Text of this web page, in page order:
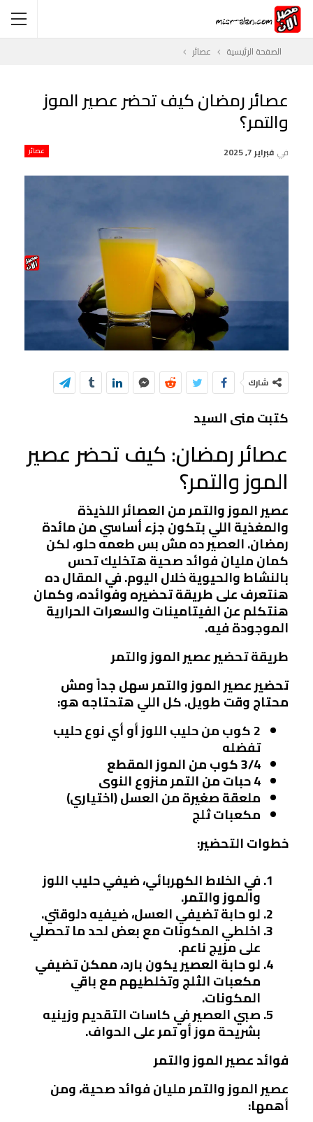
الصفحة الرئيسية عصائر
عصائر رمضان كيف تحضر عصير الموز
والتمر؟
عصائر في فبراير 7, 2025
شارك
كتبت منى السيد
عصائر رمضان: كيف تحضر عصير
الموز والتمر؟
عصير الموز والتمر من العصائر اللذيذة
والمغذية اللي بتكون جزء أساسي من مائدة
رمضان. العصير ده مش بس طعمه حلو، لكن
كمان مليان فوائد صحية هتخليك تحس
بالنشاط والحيوية خلال اليوم. في المقال ده
هنتعرف على طريقة تحضيره وفوائده، وكمان
هنتكلم عن الفيتامينات والسعرات الحرارية
الموجودة فيه.
طريقة تحضير عصير الموز والتمر
تحضير عصير الموز والتمر سهل جداً ومش
محتاج وقت طويل. كل اللي هتحتاجه هو:
2 كوب من حليب اللوز أو أي نوع حليب
تفضله
3/4 كوب من الموز المقطع
4 حبات من التمر منزوع النوى
ملعقة صغيرة من العسل (اختياري)
مكعبات ثلج
خطوات التحضير:
في الخلاط الكهربائي، ضيفي حليب اللوز
والموز والتمر.
لو حابة تضيفي العسل، ضيفيه دلوقتي.
اخلطي المكونات مع بعض لحد ما تحصلي
على مزيج ناعم.
لو حابة العصير يكون بارد، ممكن تضيفي
مكعبات الثلج وتخلطيهم مع باقي
المكونات.
صبي العصير في كاسات التقديم وزينيه
بشريحة موز أو تمر على الحواف.
فوائد عصير الموز والتمر
عصير الموز والتمر مليان فوائد صحية، ومن
أهمها: